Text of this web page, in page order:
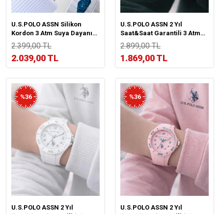
U.S.POLO ASSN Silikon
Kordon 3 Atm Suya Dayanıklı
Spor Kadın Kol Saati
USPA.2089.B03
2.399,00 TL
2.039,00 TL
U.S.POLO ASSN 2 Yıl
Saat&Saat Garantili 3 Atm
Suya Dayanıklı Genç Ve
Çocuk Kol Saati US.G2146.5
2.899,00 TL
1.869,00 TL
%36
U.S.POLO ASSN 2 Yıl
%36
U.S.POLO ASSN 2 Yıl